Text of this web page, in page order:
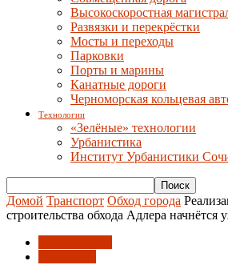
Высокоскоростная
Развязки и перекрёстки
Мосты и переходы
Парковки
Порты и марины
Канатные дороги
Черноморская кольцевая
Технологии
«Зелёные» технологии
Урбанистика
Институт Урбанистики
Домой Транспорт Обход города
строительства обхода Адлера начнётся